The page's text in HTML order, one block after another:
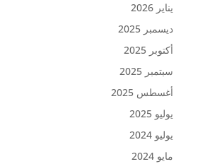
يناير 2026
ديسمبر 2025
أكتوبر 2025
سبتمبر 2025
أغسطس 2025
يوليو 2025
يوليو 2024
مايو 2024